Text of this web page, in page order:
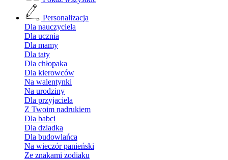
Personalizacja
Dla nauczyciela
Dla ucznia
Dla mamy
Dla taty
Dla chłopaka
Dla kierowców
Na walentynki
Na urodziny
Dla przyjaciela
Z Twoim nadrukiem
Dla babci
Dla dziadka
Dla budowlańca
Na wieczór panieński
Ze znakami zodiaku